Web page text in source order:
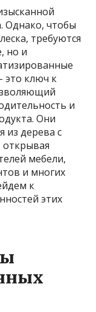
Однако, чтобы
требуются
но и
это ключ к
и
Они
из дерева с
мебели,
и многих
к
этих